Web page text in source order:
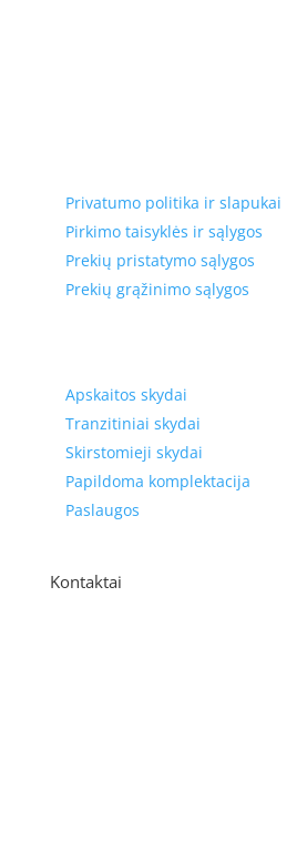
Privatumo politika ir slapukai
Pirkimo taisyklės ir sąlygos
Prekių pristatymo sąlygos
Prekių grąžinimo sąlygos
Apskaitos skydai
Tranzitiniai skydai
Skirstomieji skydai
Papildoma komplektacija
Paslaugos
Kontaktai